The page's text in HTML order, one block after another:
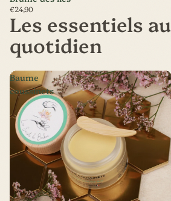
€24,90
Les essentiels au
quotidien
Baume
coussinets